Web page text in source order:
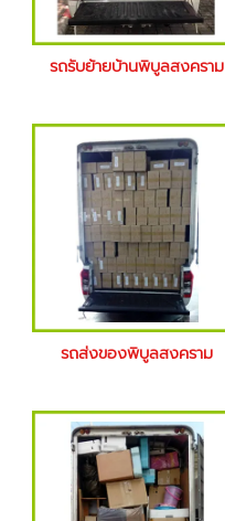
รถรับย้ายบ้านพิบูลสงคราม
รถส่งของพิบูลสงคราม